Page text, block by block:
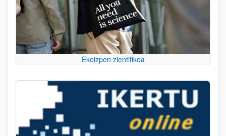
Ekoizpen zientifikoa